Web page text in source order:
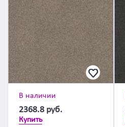
В наличии
2368.8 руб.
Купить